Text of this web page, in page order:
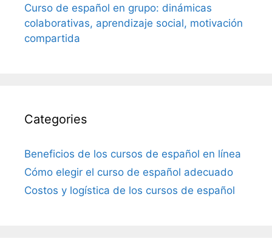
Curso de español en grupo: dinámicas
colaborativas, aprendizaje social, motivación
compartida
Categories
Beneficios de los cursos de español en línea
Cómo elegir el curso de español adecuado
Costos y logística de los cursos de español